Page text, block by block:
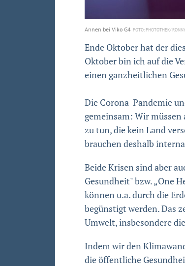
Annen bei Viko G4 PHOTOTHEK/
Ende Oktober hat der
Oktober bin ich auf die
einen ganzheitlichen
Die Corona-Pandemie
gemeinsam: Wir
zu tun, die kein Land
brauchen deshalb
Beide Krisen sind aber
Gesundheit" bzw. „One
können u.a. durch die
begünstigt werden. Das
Umwelt, insbesondere
Indem wir den
die öffentliche